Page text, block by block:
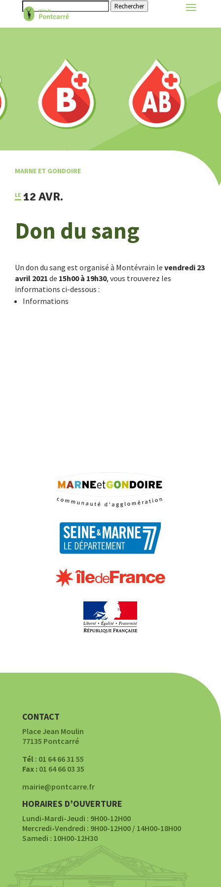
Rechercher
MARNE ET GONDOIRE
12 AVR.
Don du sang
Un don du sang est organisé à Montévrain le vendredi 23
avril 2021 de 15h00 à 19h30, vous trouverez les
informations ci-dessous :
Informations
CONTACT
Place Jean Moulin
77135 Pontcarré
Tél: 01 64 66 31 55
Fax :01 64 66 03 35
mairie@pontcarre.fr
HORAIRES D’OUVERTURE
Lundi-Mardi-Jeudi : 9H00-12H00
Mercredi-Vendredi : 9H00-12H00 / 14H00-18H00
Samedi : 10H00-12H30